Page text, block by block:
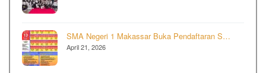
SMA Negeri 1 Makassar Buka Pendaftaran S…
April 21, 2026